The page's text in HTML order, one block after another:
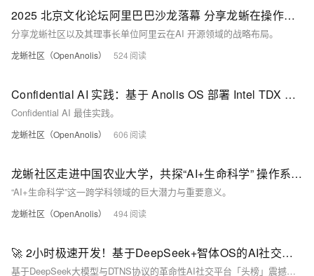
2025 北京文化论坛阿里巴巴沙龙落幕 分享龙蜥在操作系统领域的创新实践
分享龙蜥社区以及其理事长单位阿里云在AI 开源领域的战略布局。
龙蜥社区（OpenAnolis） 524
Confidential AI 实践：基于 Anolis OS 部署 Intel TDX 保护的 Qwen 模型
Confidential AI 最佳实践。
龙蜥社区（OpenAnolis） 606
龙蜥社区走进中国农业大学，共探“AI+生命科学” 操作系统优化实践
“AI+生命科学”这一跨学科领域的巨大潜力与重要意义。
龙蜥社区（OpenAnolis） 494
🚀 2小时极速开发！基于DeepSeek+智体OS的AI社交「头榜」震撼上线！
基于DeepSeek大模型与DTNS协议的革命性AI社交平台「头榜」震撼上线！仅需2小时极速开发，即可构建完整社交功能模块。平台具备智能社交网络、AI Agent生态、Prompt市场、AIGC创作等六大核心优势，支持低代码部署与个性化定制。开发者可快速接入DeepSeek API，体验去中心化架构与数据自主权。官网：[dtns.top](https://dtns.top)，立即开启你的AI社交帝国！#AI社交 #DeepSeek #DTNS协议